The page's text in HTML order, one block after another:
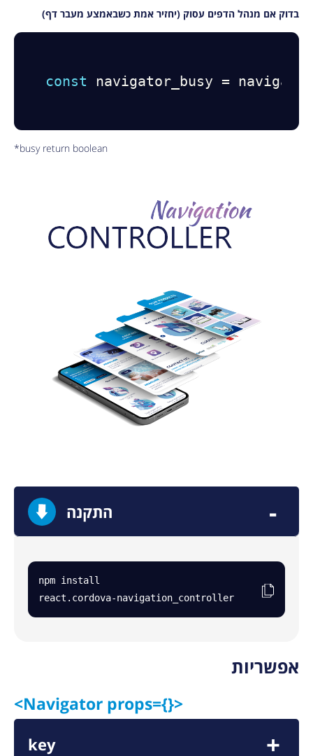
בדוק אם מנהל הדפים עסוק (יחזיר אמת כשבאמצע מעבר דף)
const navigator_busy =
*busy return boolean
התקנה
npm install
react.cordova-navigation_controller
אפשריות
<Navigator props={}>
key